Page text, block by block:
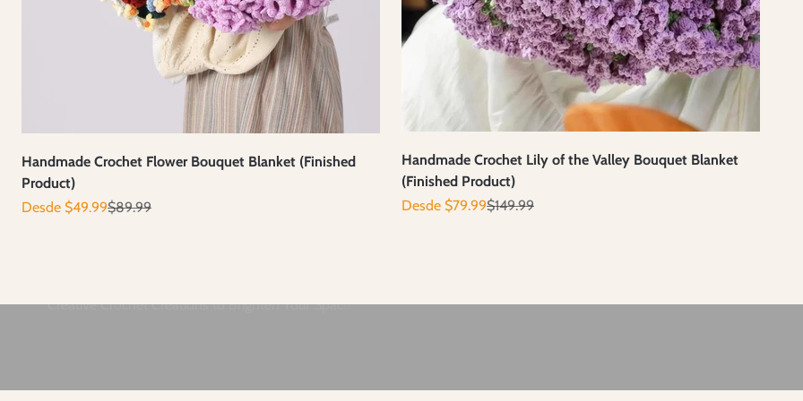
Handmade Crochet Flower Bouquet Blanket (Finished
Product)
Precio de oferta
Desde $49.99Precio normal
$89.99
Handmade Crochet Lily of the Valley Bouquet Blanket
(Finished Product)
Precio de oferta
Desde $79.99Precio normal
$149.99